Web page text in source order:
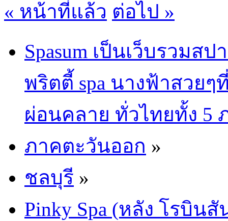
« หน้าที่แล้ว ต่อไป »
Spasum เป็นเว็บรวม
พริตตี้ spa นางฟ้าสวย
ผ่อนคลาย ทั่วไทยทั้ง 5
ภาคตะวันออก »
ชลบุรี »
Pinky Spa (หลัง โรบิน